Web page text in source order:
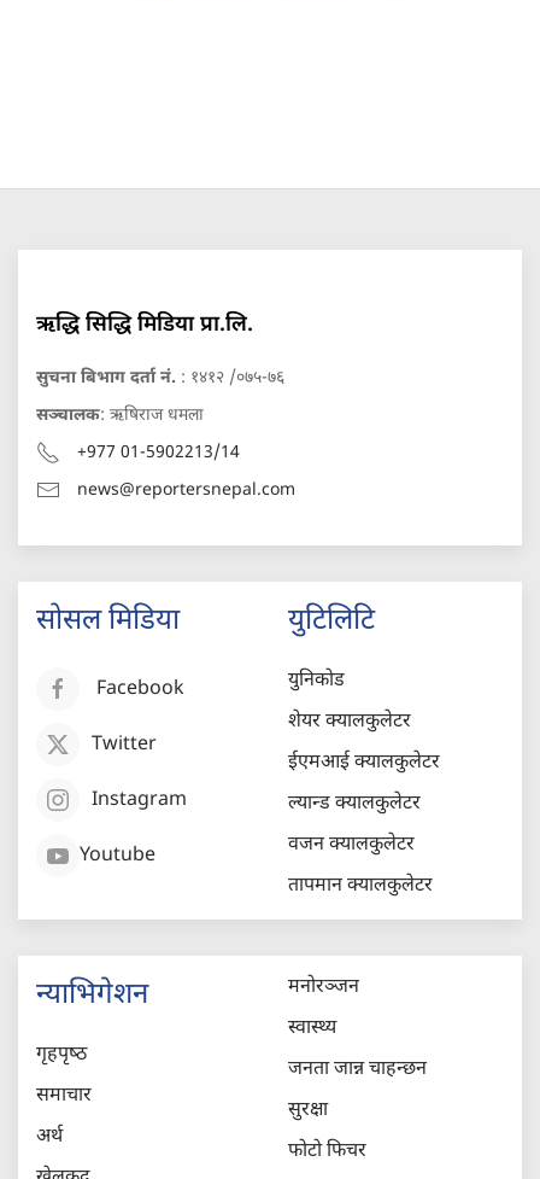
ऋद्धि सिद्धि मिडिया प्रा.लि.
सुचना बिभाग दर्ता नं. : १४१२ /०७५-७६
सञ्चालक: ऋषिराज धमला
+977 01-5902213/14
news@reportersnepal.com
सोसल मिडिया
Facebook
Twitter
Instagram
Youtube
युटिलिटि
युनिकोड
शेयर क्यालकुलेटर
ईएमआई क्यालकुलेटर
ल्यान्ड क्यालकुलेटर
वजन क्यालकुलेटर
तापमान क्यालकुलेटर
न्याभिगेशन
गृहपृष्‍ठ
समाचार
अर्थ
मनोरञ्जन
स्वास्थ्य
जनता जान्न चाहन्छन
सुरक्षा
फोटो फिचर